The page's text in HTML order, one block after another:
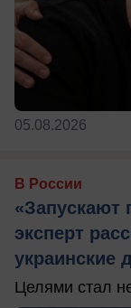
05.08.2026
В России
«Запускают
эксперт
украинские
Целями стал